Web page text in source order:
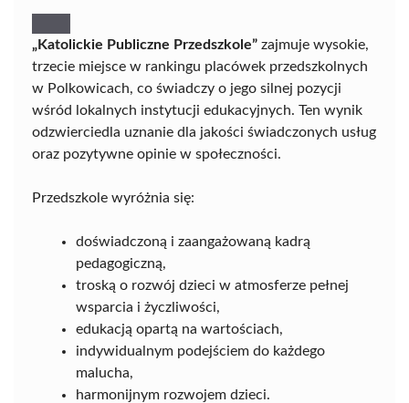
„Katolickie Publiczne Przedszkole” zajmuje wysokie,
trzecie miejsce w rankingu placówek przedszkolnych
w Polkowicach, co świadczy o jego silnej pozycji
wśród lokalnych instytucji edukacyjnych. Ten wynik
odzwierciedla uznanie dla jakości świadczonych usług
oraz pozytywne opinie w społeczności.
Przedszkole wyróżnia się:
doświadczoną i zaangażowaną kadrą
pedagogiczną,
troską o rozwój dzieci w atmosferze pełnej
wsparcia i życzliwości,
edukacją opartą na wartościach,
indywidualnym podejściem do każdego
malucha,
harmonijnym rozwojem dzieci.